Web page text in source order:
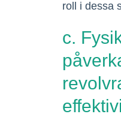
roll i dessa
c.